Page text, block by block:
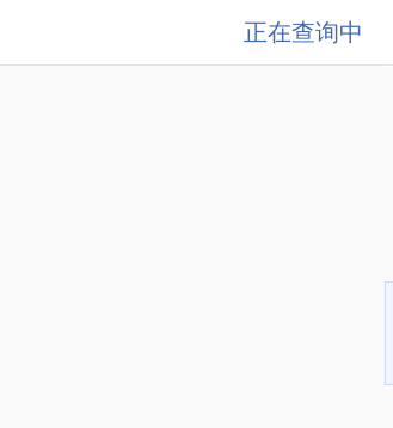
正在查询中